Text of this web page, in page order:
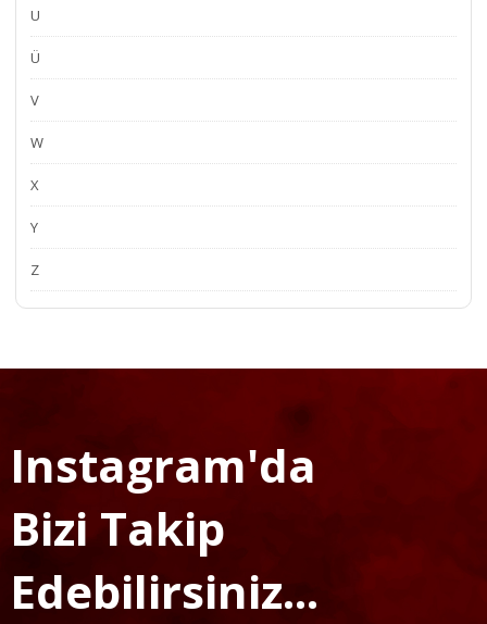
U
Ü
V
W
X
Y
Z
Instagram'da
Bizi Takip
Edebilirsiniz...